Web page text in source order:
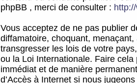
phpBB , merci de consulter :
Vous acceptez de ne pas publier
diffamatoire, choquant,
transgresser les lois de votre
ou la Loi Internationale. Faire
immédiat et de manière
d’Accès à Internet si nous